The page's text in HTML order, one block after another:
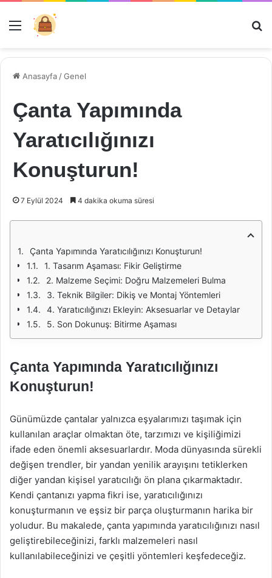
Menü
Anasayfa /Genel
Çanta Yapımında
Yaratıcılığınızı
Konuşturun!
7 Eylül 2024 4 dakika okuma süresi
Çanta Yapımında Yaratıcılığınızı Konuşturun!
1. Tasarım Aşaması: Fikir Geliştirme
2. Malzeme Seçimi: Doğru Malzemeleri Bulma
3. Teknik Bilgiler: Dikiş ve Montaj Yöntemleri
4. Yaratıcılığınızı Ekleyin: Aksesuarlar ve Detaylar
5. Son Dokunuş: Bitirme Aşaması
Çanta Yapımında Yaratıcılığınızı
Konuşturun!
Günümüzde çantalar yalnızca eşyalarımızı taşımak için
kullanılan araçlar olmaktan öte, tarzımızı ve kişiliğimizi
ifade eden önemli aksesuarlardır. Moda dünyasında sürekli
değişen trendler, bir yandan yenilik arayışını tetiklerken
diğer yandan kişisel yaratıcılığı ön plana çıkarmaktadır.
Kendi çantanızı yapma fikri ise, yaratıcılığınızı
konuşturmanın ve eşsiz bir parça oluşturmanın harika bir
yoludur. Bu makalede, çanta yapımında yaratıcılığınızı nasıl
geliştirebileceğinizi, farklı malzemeleri nasıl
kullanılabileceğinizi ve çeşitli yöntemleri keşfedeceğiz.